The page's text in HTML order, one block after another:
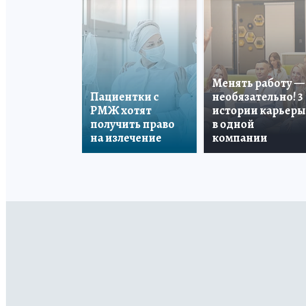
Пациентки с
РМЖ хотят
получить право
на излечение
Менять работу —
необязательно! 3
истории карьеры
в одной
компании